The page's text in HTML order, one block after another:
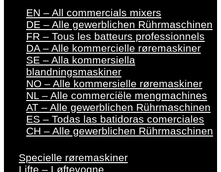
EN – All commercials mixers
DE – Alle gewerblichen Rührmaschinen
FR – Tous les batteurs professionnels
DA – Alle kommercielle røremaskiner
SE – Alla kommersiella
blandningsmaskiner
NO – Alle kommersielle røremaskiner
NL – Alle commerciële mengmachines
AT – Alle gewerblichen Rührmaschinen
ES – Todas las batidoras comerciales
CH – Alle gewerblichen Rührmaschinen
Specielle røremaskiner
Lifte – Løftevogne